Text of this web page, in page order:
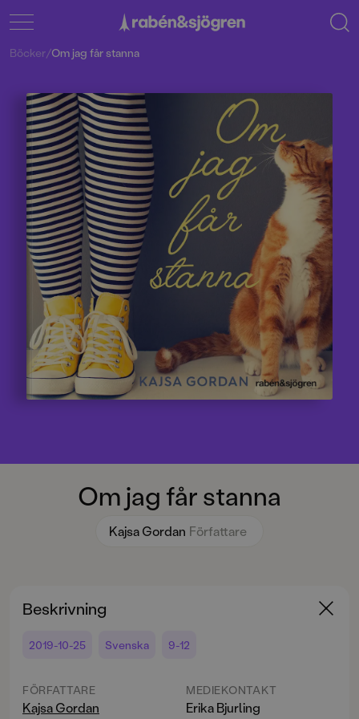
Om jag får stanna
Kajsa Gordan Författare
Böcker/Om jag får stanna
Beskrivning
2019-10-25 Svenska 9-12
FÖRFATTARE
Kajsa Gordan
MEDIEKONTAKT
Erika Bjurling